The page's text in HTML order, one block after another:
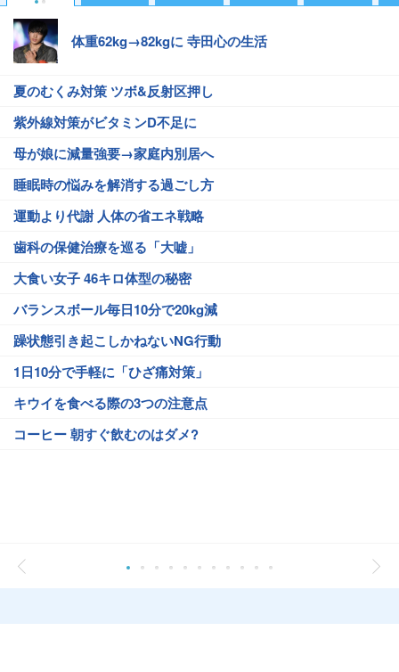
体重62kg→82kgに 寺田心の生活
夏のむくみ対策 ツボ&反射区押し
紫外線対策がビタミンD不足に
母が娘に減量強要→家庭内別居へ
睡眠時の悩みを解消する過ごし方
運動より代謝 人体の省エネ戦略
歯科の保健治療を巡る「大嘘」
大食い女子 46キロ体型の秘密
バランスボール毎日10分で20kg減
躁状態引き起こしかねないNG行動
1日10分で手軽に「ひざ痛対策」
キウイを食べる際の3つの注意点
コーヒー 朝すぐ飲むのはダメ?